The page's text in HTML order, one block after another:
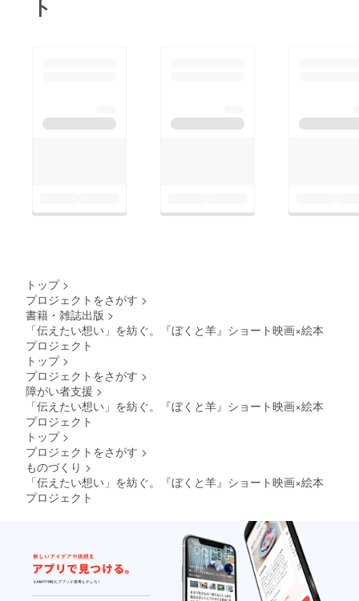
ト
トップ >
プロジェクトをさがす >
書籍・雑誌出版 >
「伝えたい想い」を紡ぐ。『ぼくと羊』ショート映画×絵本
プロジェクト
トップ >
プロジェクトをさがす >
障がい者支援 >
「伝えたい想い」を紡ぐ。『ぼくと羊』ショート映画×絵本
プロジェクト
トップ >
プロジェクトをさがす >
ものづくり >
「伝えたい想い」を紡ぐ。『ぼくと羊』ショート映画×絵本
プロジェクト